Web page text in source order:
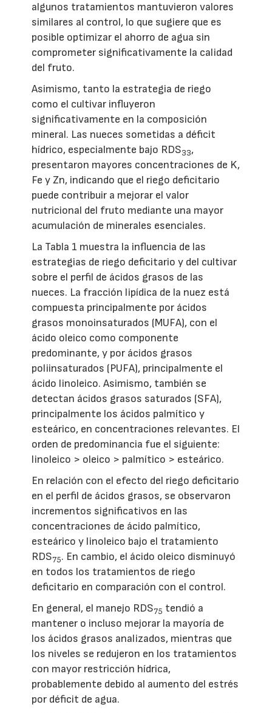
algunos tratamientos mantuvieron valores
similares al control, lo que sugiere que es
posible optimizar el ahorro de agua sin
comprometer significativamente la calidad
del fruto.
Asimismo, tanto la estrategia de riego
como el cultivar influyeron
significativamente en la composición
mineral. Las nueces sometidas a déficit
hídrico, especialmente bajo RDS33,
presentaron mayores concentraciones de K,
Fe y Zn, indicando que el riego deficitario
puede contribuir a mejorar el valor
nutricional del fruto mediante una mayor
acumulación de minerales esenciales.
La Tabla 1 muestra la influencia de las
estrategias de riego deficitario y del cultivar
sobre el perfil de ácidos grasos de las
nueces. La fracción lipídica de la nuez está
compuesta principalmente por ácidos
grasos monoinsaturados (MUFA), con el
ácido oleico como componente
predominante, y por ácidos grasos
poliinsaturados (PUFA), principalmente el
ácido linoleico. Asimismo, también se
detectan ácidos grasos saturados (SFA),
principalmente los ácidos palmítico y
esteárico, en concentraciones relevantes. El
orden de predominancia fue el siguiente:
linoleico > oleico > palmítico > esteárico.
En relación con el efecto del riego deficitario
en el perfil de ácidos grasos, se observaron
incrementos significativos en las
concentraciones de ácido palmítico,
esteárico y linoleico bajo el tratamiento
RDS75. En cambio, el ácido oleico disminuyó
en todos los tratamientos de riego
deficitario en comparación con el control.
En general, el manejo RDS75 tendió a
mantener o incluso mejorar la mayoría de
los ácidos grasos analizados, mientras que
los niveles se redujeron en los tratamientos
con mayor restricción hídrica,
probablemente debido al aumento del estrés
por déficit de agua.